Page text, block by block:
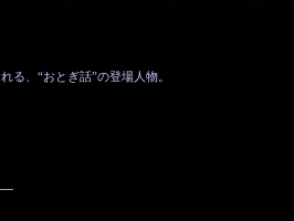
る、“おとぎ話”の登場人物。